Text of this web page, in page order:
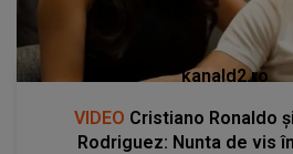
kanald2.ro
VIDEO Cristiano Ronaldo
Rodriguez: Nunta de vis